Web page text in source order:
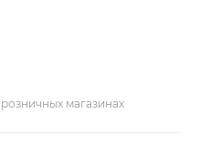
магазинах